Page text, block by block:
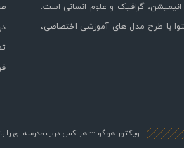
گرافیک و علوم انسانی است.
با طرح مدل های آموزشی اختصاصی،
ویکتور هوگو ::: هر کس درب مدرسه ای را